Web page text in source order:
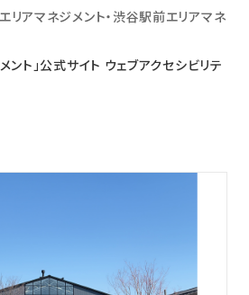
アマネジメント・渋谷駅前エリアマネ
ント」公式サイト ウェブアクセシビリテ